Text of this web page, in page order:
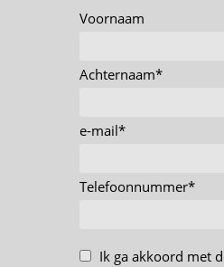
Voornaam
Achternaam*
e-mail*
Telefoonnummer*
Ik ga akkoord met